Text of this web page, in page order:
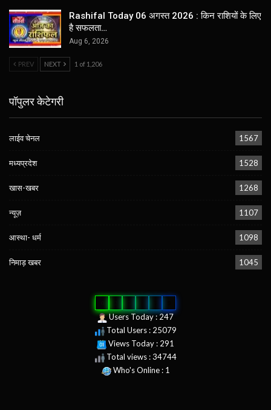
Rashifal Today 06 अगस्त 2026 : किन राशियों के लिए
है सफलता…
Aug 6, 2026
PREV NEXT 1 of 1,206
पॉपुलर केटेगरी
लाईव चेनल 1567
मध्यप्रदेश 1528
खास-खबर 1268
न्यूज़ 1107
आस्था- धर्म 1098
निमाड़ खबर 1045
Users Today : 247
Total Users : 25079
Views Today : 291
Total views : 34744
Who's Online : 1